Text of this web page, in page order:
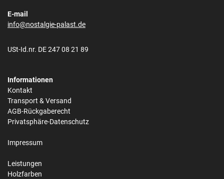
E-mail
info@nostalgie-palast.de
USt-Id.nr. DE 247 08 21 89
Informationen
Kontakt
Transport & Versand
AGB-Rückgaberecht
Privatsphäre-Datenschutz
Impressum
Leistungen
Holzfarben